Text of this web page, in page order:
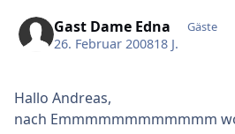
Gast Dame Edna Gäste
26. Februar 200818 J.
Hallo Andreas,
nach Emmmmmmmmmmmm